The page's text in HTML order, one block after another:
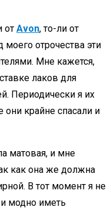
от Avon, то-ли от
отрочества эти
Мне кажется,
лаков для
Периодически я их
они крайне спасали и
матовая, и мне
как она же должна
В тот момент я не
и модно иметь